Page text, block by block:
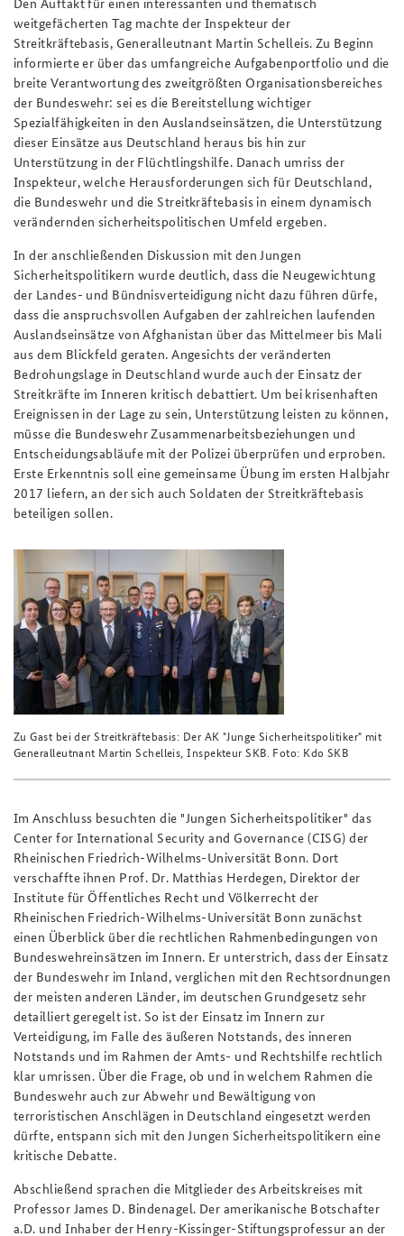
weitgefächerten Tag machte der Inspekteur der
Streitkräftebasis, Generalleutnant Martin Schelleis. Zu Beginn
informierte er über das umfangreiche Aufgabenportfolio und die
breite Verantwortung des zweitgrößten Organisationsbereiches
der Bundeswehr: sei es die Bereitstellung wichtiger
Spezialfähigkeiten in den Auslandseinsätzen, die Unterstützung
dieser Einsätze aus Deutschland heraus bis hin zur
Unterstützung in der Flüchtlingshilfe. Danach umriss der
Inspekteur, welche Herausforderungen sich für Deutschland,
die Bundeswehr und die Streitkräftebasis in einem dynamisch
verändernden sicherheitspolitischen Umfeld ergeben.
In der anschließenden Diskussion mit den Jungen
Sicherheitspolitikern wurde deutlich, dass die Neugewichtung
der Landes- und Bündnisverteidigung nicht dazu führen dürfe,
dass die anspruchsvollen Aufgaben der zahlreichen laufenden
Auslandseinsätze von Afghanistan über das Mittelmeer bis Mali
aus dem Blickfeld geraten. Angesichts der veränderten
Bedrohungslage in Deutschland wurde auch der Einsatz der
Streitkräfte im Inneren kritisch debattiert. Um bei krisenhaften
Ereignissen in der Lage zu sein, Unterstützung leisten zu können,
müsse die Bundeswehr Zusammenarbeitsbeziehungen und
Entscheidungsabläufe mit der Polizei überprüfen und erproben.
Erste Erkenntnis soll eine gemeinsame Übung im ersten Halbjahr
2017 liefern, an der sich auch Soldaten der Streitkräftebasis
beteiligen sollen.
Zu Gast bei der Streitkräftebasis: Der AK "Junge Sicherheitspolitiker" mit
Generalleutnant Martin Schelleis, Inspekteur SKB. Foto: Kdo SKB
Im Anschluss besuchten die "Jungen Sicherheitspolitiker" das
Center for International Security and Governance (CISG) der
Rheinischen Friedrich-Wilhelms-Universität Bonn. Dort
verschaffte ihnen Prof. Dr. Matthias Herdegen, Direktor der
Institute für Öffentliches Recht und Völkerrecht der
Rheinischen Friedrich-Wilhelms-Universität Bonn zunächst
einen Überblick über die rechtlichen Rahmenbedingungen von
Bundeswehreinsätzen im Innern. Er unterstrich, dass der Einsatz
der Bundeswehr im Inland, verglichen mit den Rechtsordnungen
der meisten anderen Länder, im deutschen Grundgesetz sehr
detailliert geregelt ist. So ist der Einsatz im Innern zur
Verteidigung, im Falle des äußeren Notstands, des inneren
Notstands und im Rahmen der Amts- und Rechtshilfe rechtlich
klar umrissen. Über die Frage, ob und in welchem Rahmen die
Bundeswehr auch zur Abwehr und Bewältigung von
terroristischen Anschlägen in Deutschland eingesetzt werden
dürfte, entspann sich mit den Jungen Sicherheitspolitikern eine
kritische Debatte.
Abschließend sprachen die Mitglieder des Arbeitskreises mit
Professor James D. Bindenagel. Der amerikanische Botschafter
a.D. und Inhaber der Henry-Kissinger-Stiftungsprofessur an der